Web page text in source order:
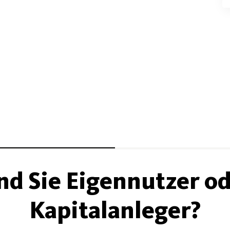
Sie Eigennutzer
Kapitalanleger?